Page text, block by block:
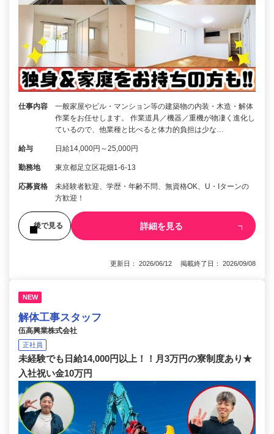
仕事内容
一般家屋やビル・マンション等の建築物の内装・木造・解体
作業をお任せします。 作業道具／機器／重機が物凄く進化し
ているので、他業種と比べると体力的負担は少な…
給与 日給14,000円～25,000円
勤務地 東京都足立区花畑1-6-13
応募資格
未経験者歓迎、学歴・年齢不問、無資格OK、U・Iターンの
方歓迎！
後で見る 詳細を見る
更新日： 2026/06/12 掲載終了日： 2026/09/08
NEW
解体工事スタッフ
伍高興業株式会社
正社員
未経験でも日給14,000円以上！！月3万円の寮制度あり★
入社祝い金10万円